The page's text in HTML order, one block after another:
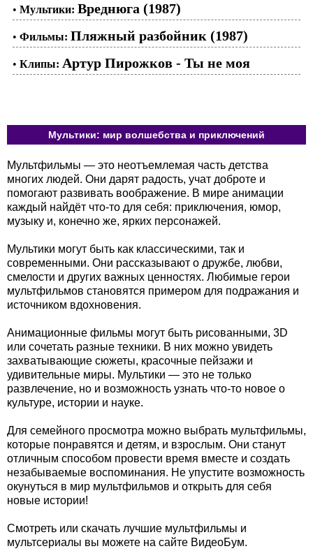
• Мультики: Вреднюга (1987)
• Фильмы: Пляжный разбойник (1987)
• Клипы: Артур Пирожков - Ты не моя
Мультики: мир волшебства и приключений
Мультфильмы — это неотъемлемая часть детства
многих людей. Они дарят радость, учат доброте и
помогают развивать воображение. В мире анимации
каждый найдёт что-то для себя: приключения, юмор,
музыку и, конечно же, ярких персонажей.
Мультики могут быть как классическими, так и
современными. Они рассказывают о дружбе, любви,
смелости и других важных ценностях. Любимые герои
мультфильмов становятся примером для подражания и
источником вдохновения.
Анимационные фильмы могут быть рисованными, 3D
или сочетать разные техники. В них можно увидеть
захватывающие сюжеты, красочные пейзажи и
удивительные миры. Мультики — это не только
развлечение, но и возможность узнать что-то новое о
культуре, истории и науке.
Для семейного просмотра можно выбрать мультфильмы,
которые понравятся и детям, и взрослым. Они станут
отличным способом провести время вместе и создать
незабываемые воспоминания. Не упустите возможность
окунуться в мир мультфильмов и открыть для себя
новые истории!
Смотреть или скачать лучшие мультфильмы и
мультсериалы вы можете на сайте ВидеоБум.